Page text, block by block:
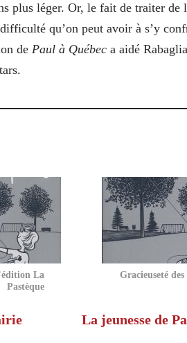
plus léger. Or, le fait de traiter de
qu’on peut avoir à s’y
de Paul à Québec a aidé
La
Pastèque
Gracieuseté
La jeunesse de